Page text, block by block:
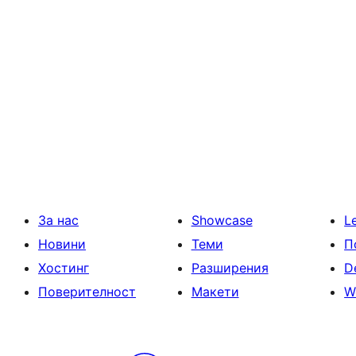
За нас
Новини
Хостинг
Поверителност
Showcase
Теми
Разширения
Макети